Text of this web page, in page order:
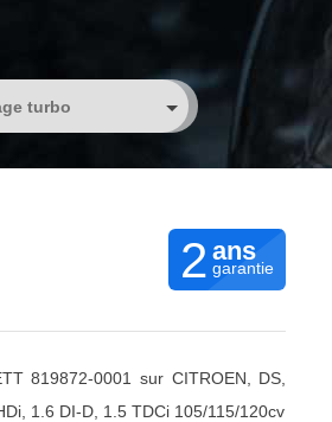
2 ans
garantie
819872-0001 sur CITROEN, DS,
1.6 DI-D, 1.5 TDCi 105/115/120cv